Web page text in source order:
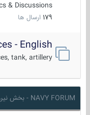
& Discussions
179 ارسال ها
- English
tank, artillery ...
NAVY FORUM - بخش نیروی دریایی